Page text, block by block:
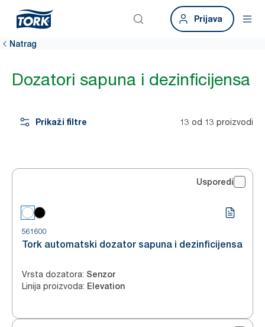
Prijava
Natrag
Dozatori sapuna i dezinficijensa
Prikaži filtre 13 od 13 proizvodi
Usporedi
561600
Tork automatski dozator sapuna i dezinficijensa
Vrsta dozatora: Senzor
Linija proizvoda: Elevation